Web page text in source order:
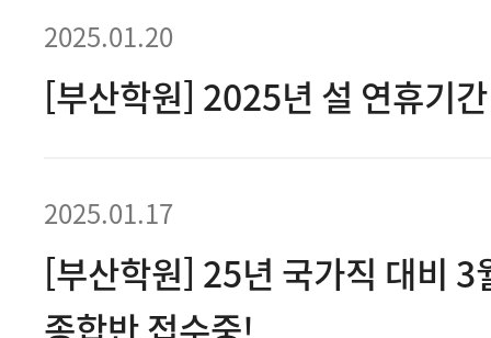
2025.01.20
[부산학원] 2025년 설 연휴기
2025.01.17
[부산학원] 25년 국가직 대비 3